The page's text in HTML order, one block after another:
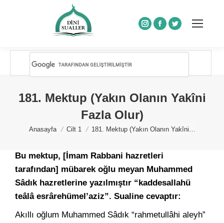
Instagram
Facebook
Twitter
181. Mektup (Yakın Olanın Yakîni
Fazla Olur)
You are here:
Anasayfa Cilt 1 181. Mektup (Yakın Olanın Yakîni…
Bu mektup, [İmam Rabbani hazretleri
tarafından] mübarek oğlu meyan Muhammed
Sâdık hazretlerine yazılmıştır “kaddesallahü
teâlâ esrârehümel’aziz”. Sualine cevaptır:
Akıllı oğlum Muhammed Sâdık “rahmetullâhi aleyh”